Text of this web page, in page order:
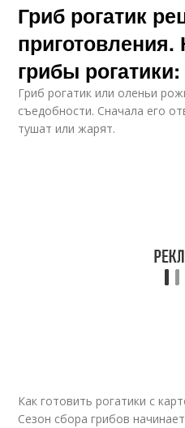
Гриб рогатик
приготовления.
грибы
Гриб рогатик или оленьи
съедобности. Сначала его
тушат или жарят.
Как готовить рогатики с
Сезон сбора грибов